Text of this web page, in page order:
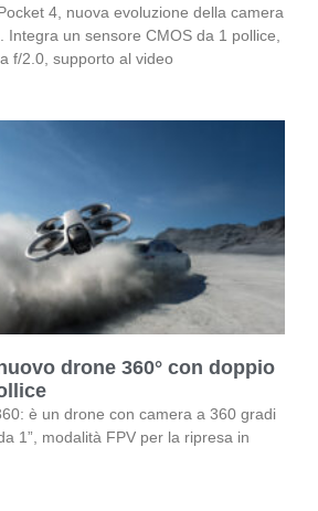
4, nuova evoluzione della camera
Integra un sensore CMOS da 1 pollice,
f/2.0, supporto al video
drone 360° con doppio
è un drone con camera a 360 gradi
1”, modalità FPV per la ripresa in